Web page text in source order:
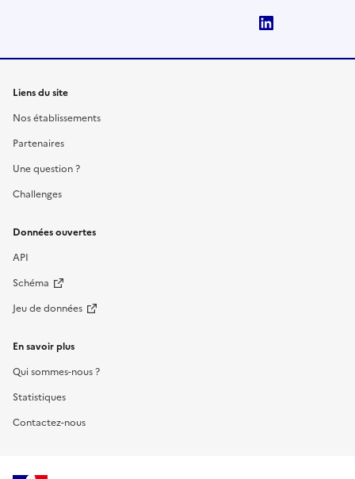
Liens du site
Nos établissements
Partenaires
Une question ?
Challenges
Données ouvertes
API
Schéma
Jeu de données
En savoir plus
Qui sommes-nous ?
Statistiques
Contactez-nous